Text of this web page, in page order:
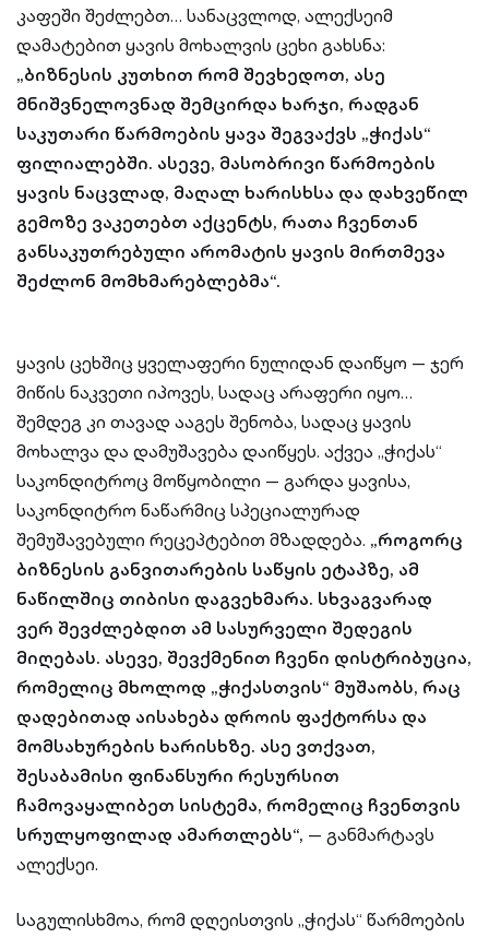
კაფეში შეძლებთ… სანაცვლოდ, ალექსეიმ
დამატებით ყავის მოხალვის ცეხი გახსნა:
„ბიზნესის კუთხით რომ შევხედოთ, ასე
მნიშვნელოვნად შემცირდა ხარჯი, რადგან
საკუთარი წარმოების ყავა შეგვაქვს „ჭიქას“
ფილიალებში. ასევე, მასობრივი წარმოების
ყავის ნაცვლად, მაღალ ხარისხსა და დახვეწილ
გემოზე ვაკეთებთ აქცენტს, რათა ჩვენთან
განსაკუთრებული არომატის ყავის მირთმევა
შეძლონ მომხმარებლებმა“.
ყავის ცეხშიც ყველაფერი ნულიდან დაიწყო — ჯერ
მიწის ნაკვეთი იპოვეს, სადაც არაფერი იყო…
შემდეგ კი თავად ააგეს შენობა, სადაც ყავის
მოხალვა და დამუშავება დაიწყეს. აქვეა „ჭიქას“
საკონდიტროც მოწყობილი — გარდა ყავისა,
საკონდიტრო ნაწარმიც სპეციალურად
შემუშავებული რეცეპტებით მზადდება. „როგორც
ბიზნესის განვითარების საწყის ეტაპზე, ამ
ნაწილშიც თიბისი დაგვეხმარა. სხვაგვარად
ვერ შევძლებდით ამ სასურველი შედეგის
მიღებას. ასევე, შევქმენით ჩვენი დისტრიბუცია,
რომელიც მხოლოდ „ჭიქასთვის“ მუშაობს, რაც
დადებითად აისახება დროის ფაქტორსა და
მომსახურების ხარისხზე. ასე ვთქვათ,
შესაბამისი ფინანსური რესურსით
ჩამოვაყალიბეთ სისტემა, რომელიც ჩვენთვის
სრულყოფილად ამართლებს“, — განმარტავს
ალექსეი.
საგულისხმოა, რომ დღეისთვის „ჭიქას“ წარმოების